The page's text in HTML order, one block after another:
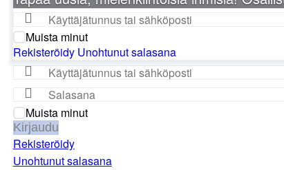
Muista minut
Rekisteröidy Unohtunut salasana
Muista minut
Kirjaudu
Rekisteröidy
Unohtunut salasana